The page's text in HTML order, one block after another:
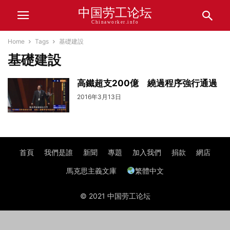
中国劳工论坛
Chinaworker.info
Home Tags 基礎建設
基礎建設
高鐵超支200億 繞過程序強行通過
2016年3月13日
首頁 我們是誰 新聞 專題 加入我們 捐款 網店
馬克思主義文庫 繁體中文
© 2021 中国劳工论坛